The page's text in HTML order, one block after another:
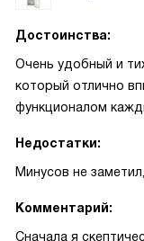
Достоинства:
Очень удобный и
который отлично
функционалом
Недостатки:
Минусов не
Комментарий:
Сначала я